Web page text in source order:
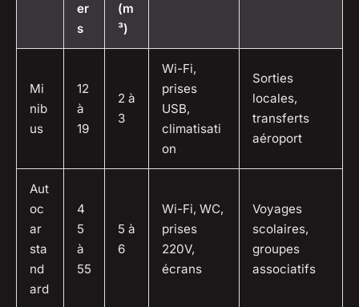
er
s
(m
³)
Mi
nib
us
12
à
19
2 à
3
Wi-Fi,
prises
USB,
climatisati
on
Sorties
locales,
transferts
aéroport
Aut
oc
ar
sta
nd
ard
4
5
à
55
5 à
6
Wi-Fi, WC,
prises
220V,
écrans
Voyages
scolaires,
groupes
associatifs